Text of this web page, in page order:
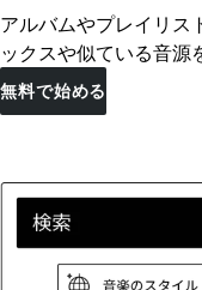
アルバムやプレイリス
ックスや似ている音源
無料で始める